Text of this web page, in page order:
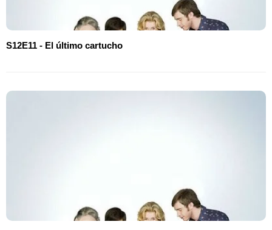
S12E11 - El último cartucho